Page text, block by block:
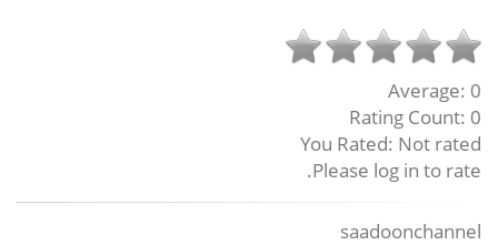
Average: 0
Rating Count: 0
You Rated: Not rated
Please log in to rate.
saadoonchannel